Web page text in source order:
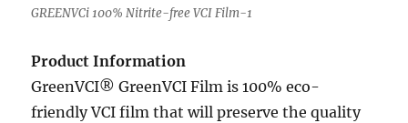
GREENVCi 100% Nitrite-free VCI Film-1
Product Information
GreenVCI®GreenVCI Film is 100% eco-
friendlyVCI film that will preserve the quality